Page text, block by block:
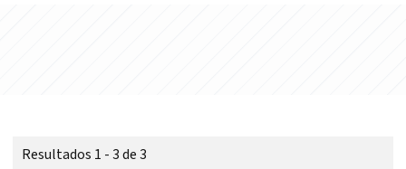
Resultados 1 - 3 de 3